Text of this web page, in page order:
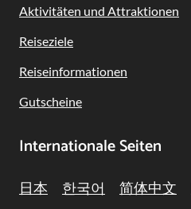
Aktivitäten und Attraktionen
Reiseziele
Reiseinformationen
Gutscheine
Internationale Seiten
日本 한국어 简体中文